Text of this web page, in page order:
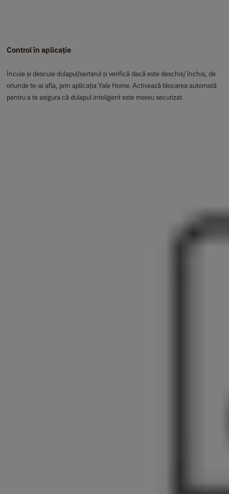
Control în aplicație
Încuie și descuie dulapul/sertarul și verifică dacă este deschis/ închis, de
oriunde te-ai afla, prin aplicația Yale Home. Activează blocarea automată
pentru a te asigura că dulapul inteligent este mereu securizat.